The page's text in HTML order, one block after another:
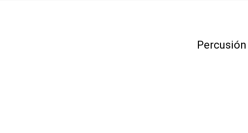
Percusión